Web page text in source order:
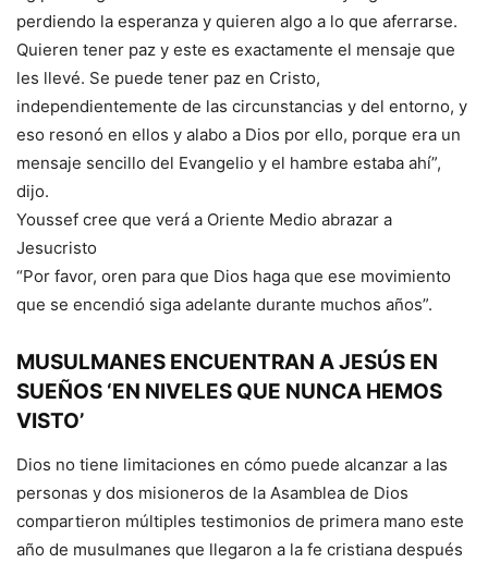
perdiendo la esperanza y quieren algo a lo que aferrarse.
Quieren tener paz y este es exactamente el mensaje que
les llevé. Se puede tener paz en Cristo,
independientemente de las circunstancias y del entorno, y
eso resonó en ellos y alabo a Dios por ello, porque era un
mensaje sencillo del Evangelio y el hambre estaba ahí”,
dijo.
Youssef cree que verá a Oriente Medio abrazar a
Jesucristo
“Por favor, oren para que Dios haga que ese movimiento
que se encendió siga adelante durante muchos años”.
MUSULMANES ENCUENTRAN A JESÚS EN
SUEÑOS ‘EN NIVELES QUE NUNCA HEMOS
VISTO’
Dios no tiene limitaciones en cómo puede alcanzar a las
personas y dos misioneros de la Asamblea de Dios
compartieron múltiples testimonios de primera mano este
año de musulmanes que llegaron a la fe cristiana después